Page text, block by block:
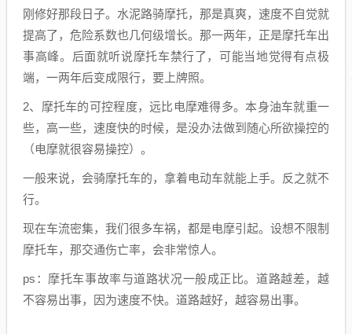
刚修好那段日子。水泥路骑摩托，那是真爽，速度不自觉就
提高了，危险系数也几何级增长。那一两年，正是摩托车出
事高峰。后面就听说摩托车禁行了，可能当地觉得有点极
端，一两年后变成限行，要上牌照。
2、摩托车的可控程度，远比电摩难得多。本身油车就重一
些，高一些，速度快的时候，是没办法做到随心所欲操控的
（电摩就很容易操控）。
一般来说，会骑摩托车的，拿着电动车就能上手。反之就不
行。
现在车流密集，我们很多车祸，都是电摩引起。设想不限制
摩托车，那交通伤亡率，会非常惊人。
ps：摩托车事故率与道路状况一般成正比。道路越差，越
不容易出事，因为速度不快。道路越好，越容易出事。